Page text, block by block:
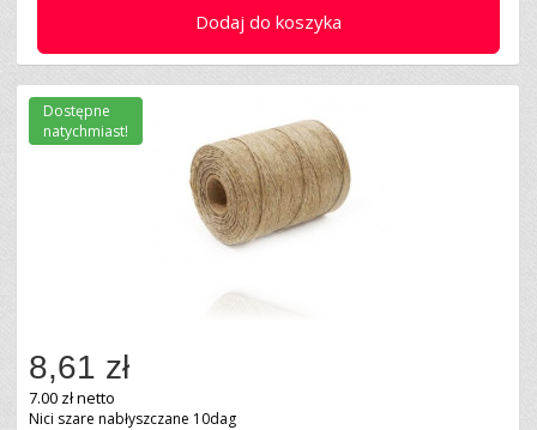
Dodaj do koszyka
8,61 zł
7.00 zł netto
Nici szare nabłyszczane 10dag
Dostępne
natychmiast!